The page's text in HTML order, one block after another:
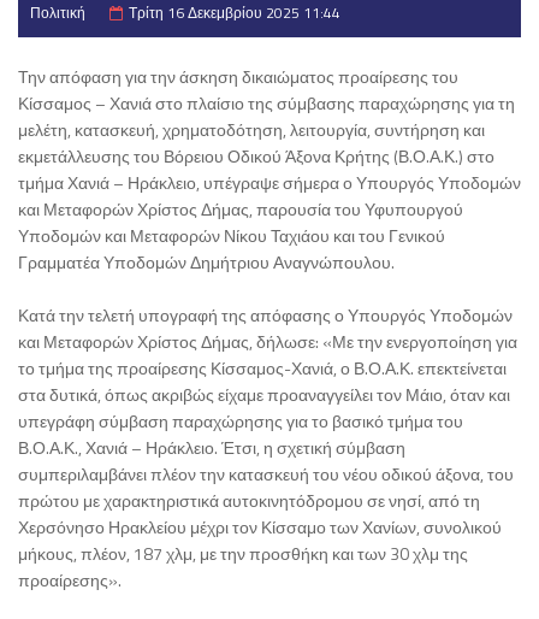
Πολιτική Τρίτη 16 Δεκεμβρίου 2025 11:44
Την απόφαση για την άσκηση δικαιώματος προαίρεσης του
Κίσσαμος – Χανιά στο πλαίσιο της σύμβασης παραχώρησης για τη
μελέτη, κατασκευή, χρηματοδότηση, λειτουργία, συντήρηση και
εκμετάλλευσης του Βόρειου Οδικού Άξονα Κρήτης (Β.Ο.Α.Κ.) στο
τμήμα Χανιά – Ηράκλειο, υπέγραψε σήμερα ο Υπουργός Υποδομών
και Μεταφορών Χρίστος Δήμας, παρουσία του Υφυπουργού
Υποδομών και Μεταφορών Νίκου Ταχιάου και του Γενικού
Γραμματέα Υποδομών Δημήτριου Αναγνώπουλου.
Κατά την τελετή υπογραφή της απόφασης ο Υπουργός Υποδομών
και Μεταφορών Χρίστος Δήμας, δήλωσε: «Με την ενεργοποίηση για
το τμήμα της προαίρεσης Κίσσαμος-Χανιά, ο Β.Ο.Α.Κ. επεκτείνεται
στα δυτικά, όπως ακριβώς είχαμε προαναγγείλει τον Μάιο, όταν και
υπεγράφη σύμβαση παραχώρησης για το βασικό τμήμα του
Β.Ο.Α.Κ., Χανιά – Ηράκλειο. Έτσι, η σχετική σύμβαση
συμπεριλαμβάνει πλέον την κατασκευή του νέου οδικού άξονα, του
πρώτου με χαρακτηριστικά αυτοκινητόδρομου σε νησί, από τη
Χερσόνησο Ηρακλείου μέχρι τον Κίσσαμο των Χανίων, συνολικού
μήκους, πλέον, 187 χλμ, με την προσθήκη και των 30 χλμ της
προαίρεσης».